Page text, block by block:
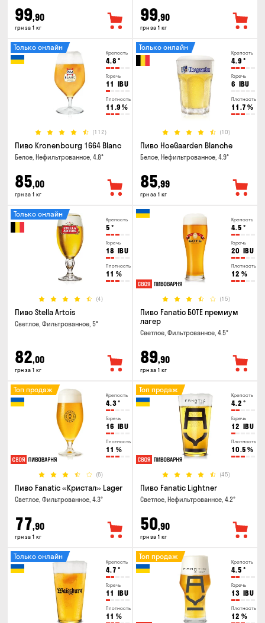
99,90
грн за 1 кг
99,90
грн за 1 кг
Крепость
4.8 °
Горечь
11 IBU
Плотность
11.9 %
(112)
Только онлайн
Пиво Kronenbourg 1664 Blanc
Белое, Нефильтрованное, 4.8°
85,00
грн за 1 кг
Крепость
4.9 °
Горечь
6 IBU
Плотность
11.7 %
(10)
Только онлайн
Пиво HoeGaarden Blanche
Белое, Нефильтрованное, 4.9°
85,99
грн за 1 кг
Крепость
5 °
Горечь
18 IBU
Плотность
11 %
(4)
Только онлайн
Пиво Stella Artois
Светлое, Фильтрованное, 5°
82,00
грн за 1 кг
Крепость
4.5 °
Горечь
20 IBU
Плотность
12 %
(15)
Пиво Fanatic БОТЕ премиум
лагер
Светлое, Фильтрованное, 4.5°
89,90
грн за 1 кг
Крепость
4.3°
Горечь
16 IBU
Плотность
11 %
(6)
Топ продаж
Пиво Fanatic «Кристал» Lager
Светлое, Фильтрованное, 4.3°
77,90
грн за 1 кг
Крепость
4.2 °
Горечь
12 IBU
Плотность
10.5 %
(45)
Топ продаж
Пиво Fanatic Lightner
Светлое, Нефильтрованное, 4.2°
50,90
грн за 1 кг
Крепость
4.7 °
Горечь
11 IBU
Плотность
11 %
Только онлайн
Крепость
4.5 °
Горечь
13 IBU
Плотность
12 %
Топ продаж